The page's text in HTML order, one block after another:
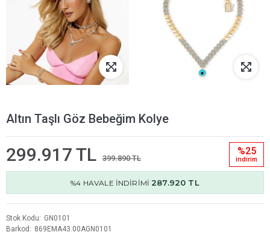
Altın Taşlı Göz Bebeğim Kolye
299.917 TL 399.890 TL
%25
i̇ndi̇ri̇m
%4 HAVALE İNDİRİMİ 287.920 TL
Stok Kodu
GN0101
Barkod
869EMA43.00AGN0101